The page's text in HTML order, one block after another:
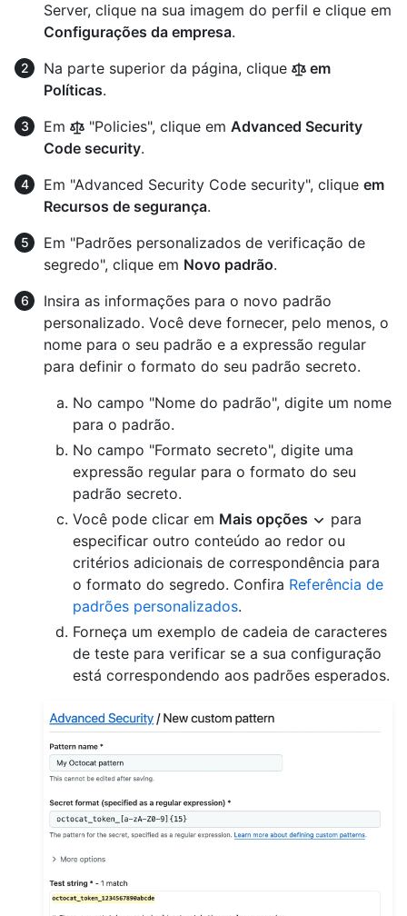
Server, clique na sua imagem do perfil e clique em
Configurações da empresa.
Na parte superior da página, clique
em
Políticas.
Em
"Policies", clique em Advanced Security
Code security.
Em "Advanced Security Code security", clique em
Recursos de segurança.
Em "Padrões personalizados de verificação de
segredo", clique em Novo padrão.
Insira as informações para o novo padrão
personalizado. Você deve fornecer, pelo menos, o
nome para o seu padrão e a expressão regular
para definir o formato do seu padrão secreto.
No campo "Nome do padrão", digite um nome
para o padrão.
No campo "Formato secreto", digite uma
expressão regular para o formato do seu
padrão secreto.
Você pode clicar em Mais opções
para
especificar outro conteúdo ao redor ou
critérios adicionais de correspondência para
o formato do segredo. Confira Referência de
padrões personalizados.
Forneça um exemplo de cadeia de caracteres
de teste para verificar se a sua configuração
está correspondendo aos padrões esperados.